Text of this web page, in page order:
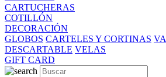
CARTUCHERAS
COTILLÓN
DECORACIÓN
GLOBOS CARTELES Y CORTINAS
DESCARTABLE VELAS
GIFT CARD